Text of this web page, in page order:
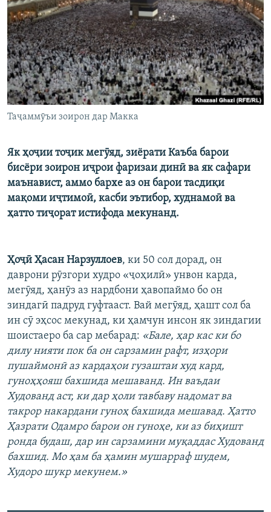
ГУЗОРИШҲОИ РАДИОӢ
Русский
ПАЙГИРӢ КУНЕД
Таҷаммӯъи зоирон дар Макка
Як ҳоҷии тоҷик мегӯяд, зиёрати Каъба барои
бисёри зоирон иҷрои фаризаи динӣ ва як сафари
маънавист, аммо бархе аз он барои тасдиқи
мақоми иҷтимоӣ, касби эътибор, худнамоӣ ва
ҳатто тиҷорат истифода мекунанд.
Ҳоҷӣ Ҳасан Нарзуллоев, ки 50 сол дорад, он
даврони рӯзгори худро «ҷоҳилӣ» унвон карда,
мегӯяд, ҳанӯз аз нардбони ҳавопаймо бо он
зиндагӣ падруд гуфтааст. Вай мегӯяд, ҳашт сол ба
ин сӯ эҳсос мекунад, ки ҳамчун инсон як зиндагии
шоистаеро ба сар мебарад: «Бале, ҳар кас ки бо
дилу нияти пок ба он сарзамин рафт, изҳори
пушаймонӣ аз кардаҳои гузаштаи худ кард,
гуноҳҳояш бахшида мешаванд. Ин ваъдаи
Худованд аст, ки дар ҳоли тавбаву надомат ва
такрор накардани гуноҳ бахшида мешавад. Ҳатто
Ҳазрати Одамро барои он гуноҳе, ки аз биҳишт
ронда будаш, дар ин сарзамини муқаддас Худованд
бахшид. Мо ҳам ба ҳамин мушарраф шудем,
Худоро шукр мекунем.»